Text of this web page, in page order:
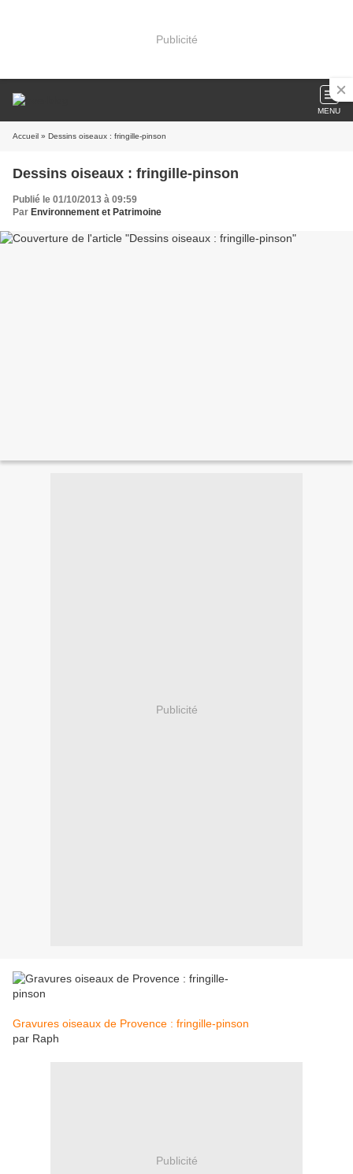
Publicité
MENU
Accueil » Dessins oiseaux : fringille-pinson
Dessins oiseaux : fringille-pinson
Publié le 01/10/2013 à 09:59
Par Environnement et Patrimoine
Publicité
Gravures oiseaux de Provence : fringille-pinson
par Raph
Publicité